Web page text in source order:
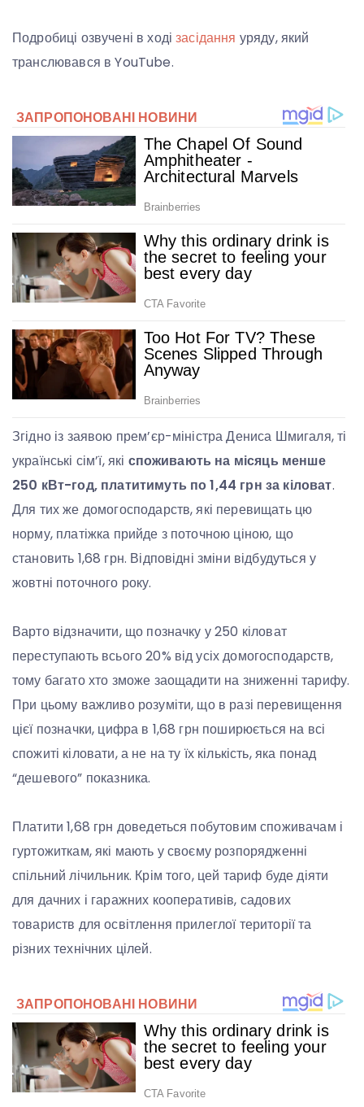
Подробиці озвучені в ходізасідання уряду, який
транслювався в YouTube.
Згідно із заявою прем’єр-міністра Дениса Шмигаля, ті
українські сім’ї, які споживають на місяць менше
250 кВт-год, платитимуть по 1,44 грн за кіловат.
Для тих же домогосподарств, які перевищать цю
норму, платіжка прийде з поточною ціною, що
становить 1,68 грн. Відповідні зміни відбудуться у
жовтні поточного року.
Варто відзначити, що позначку у 250 кіловат
переступають всього 20% від усіх домогосподарств,
тому багато хто зможе заощадити на зниженні тарифу.
При цьому важливо розуміти, що в разі перевищення
цієї позначки, цифра в 1,68 грн поширюється на всі
спожиті кіловати, а не на ту їх кількість, яка понад
“дешевого” показника.
Платити 1,68 грн доведеться побутовим споживачам і
гуртожиткам, які мають у своєму розпорядженні
спільний лічильник. Крім того, цей тариф буде діяти
для дачних і гаражних кооперативів, садових
товариств для освітлення прилеглої території та
різних технічних цілей.